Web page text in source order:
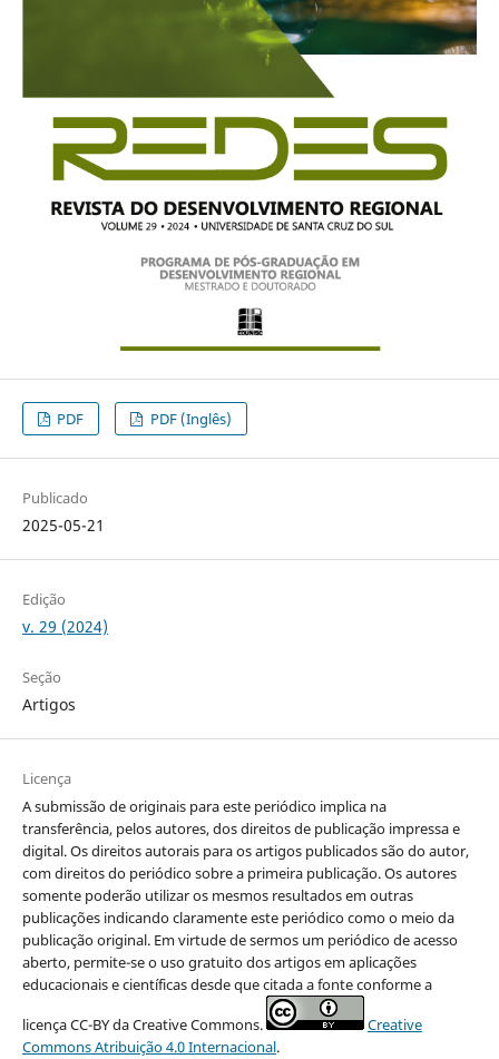
PDF PDF (Inglês)
Publicado
2025-05-21
Edição
v. 29 (2024)
Seção
Artigos
Licença
A submissão de originais para este periódico implica na
transferência, pelos autores, dos direitos de publicação impressa e
digital. Os direitos autorais para os artigos publicados são do autor,
com direitos do periódico sobre a primeira publicação. Os autores
somente poderão utilizar os mesmos resultados em outras
publicações indicando claramente este periódico como o meio da
publicação original. Em virtude de sermos um periódico de acesso
aberto, permite-se o uso gratuito dos artigos em aplicações
educacionais e científicas desde que citada a fonte conforme a
licença CC-BY da Creative Commons.
Creative
Commons Atribuição 4.0 Internacional.